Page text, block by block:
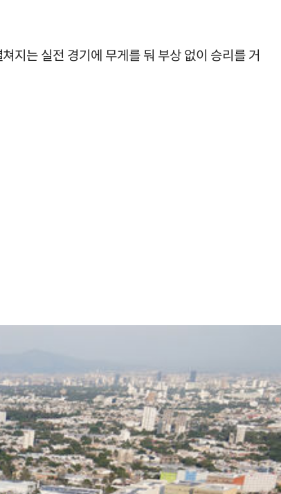
지는 실전 경기에 무게를 둬 부상 없이 승리를 거